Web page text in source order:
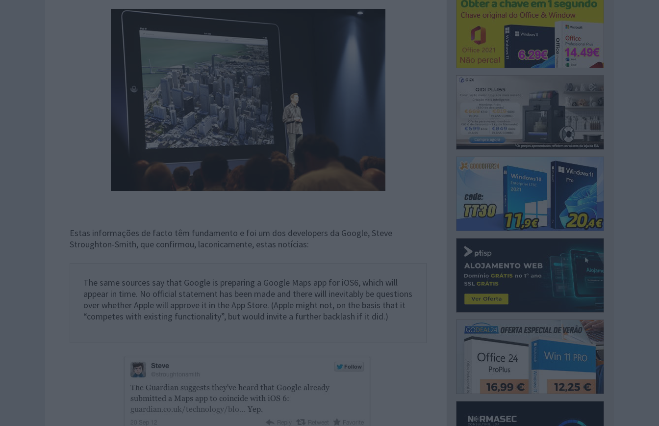
Estas informações de facto têm fundamento e foi um dos developers da Google, Steve
Stroughton-Smith, que confirmou, laconicamente, estas notícias:
The same sources say that Google is preparing a Google Maps app for iOS6, which will
appear in time. No official statement has been made and there will inevitably be questions
over whether Apple will approve it in the App Store. (Apple might not, on the basis that it
“competes with existing functionality”, but would invite a further backlash if it did.)